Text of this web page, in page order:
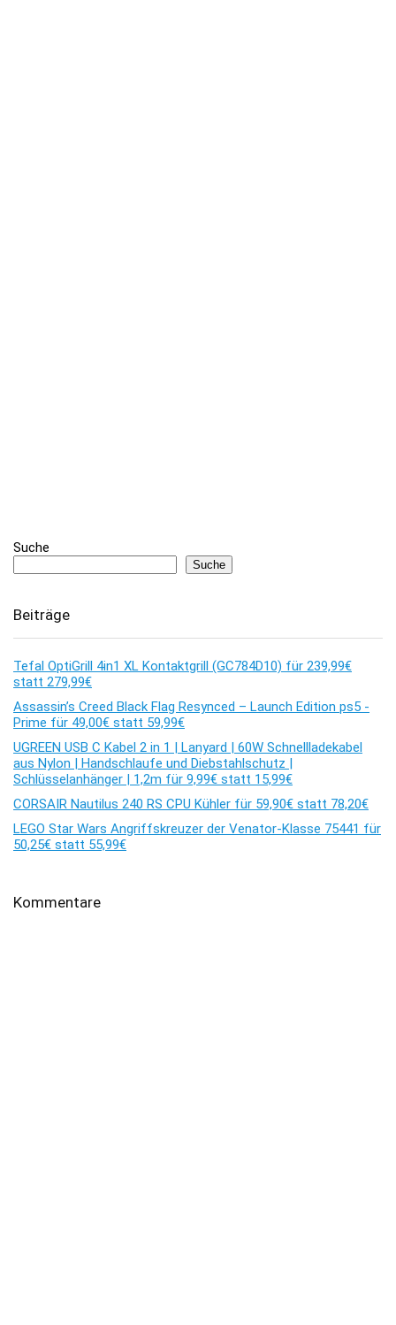
Suche
Suche
Beiträge
Tefal OptiGrill 4in1 XL Kontaktgrill (GC784D10) für 239,99€
statt 279,99€
Assassin’s Creed Black Flag Resynced – Launch Edition ps5 -
Prime für 49,00€ statt 59,99€
UGREEN USB C Kabel 2 in 1 | Lanyard | 60W Schnellladekabel
aus Nylon | Handschlaufe und Diebstahlschutz |
Schlüsselanhänger | 1,2m für 9,99€ statt 15,99€
CORSAIR Nautilus 240 RS CPU Kühler für 59,90€ statt 78,20€
LEGO Star Wars Angriffskreuzer der Venator-Klasse 75441 für
50,25€ statt 55,99€
Kommentare